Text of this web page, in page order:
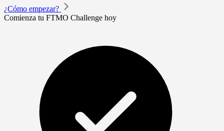
¿Cómo empezar?
Comienza tu FTMO Challenge hoy